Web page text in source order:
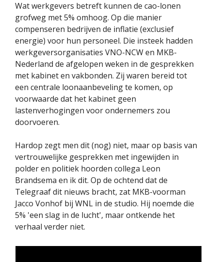
Wat werkgevers betreft kunnen de cao-lonen
grofweg met 5% omhoog. Op die manier
compenseren bedrijven de inflatie (exclusief
energie) voor hun personeel. Die insteek hadden
werkgeversorganisaties VNO-NCW en MKB-
Nederland de afgelopen weken in de gesprekken
met kabinet en vakbonden. Zij waren bereid tot
een centrale loonaanbeveling te komen, op
voorwaarde dat het kabinet geen
lastenverhogingen voor ondernemers zou
doorvoeren.
Hardop zegt men dit (nog) niet, maar op basis van
vertrouwelijke gesprekken met ingewijden in
polder en politiek hoorden collega Leon
Brandsema en ik dit. Op de ochtend dat de
Telegraaf dit nieuws bracht, zat MKB-voorman
Jacco Vonhof bij WNL in de studio. Hij noemde die
5% 'een slag in de lucht', maar ontkende het
verhaal verder niet.